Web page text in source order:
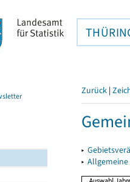
Zurück |
▸
▸